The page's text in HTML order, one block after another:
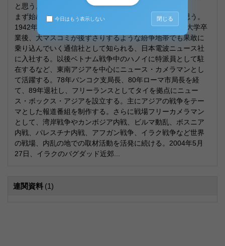
と思う。
まず始めに橋田さんの略歴についてまとめてみたいと思う。
1942年山口県宇部市に生まれた橋田さんは70年に法政大学卒
業後、大マスコミが後ずさりするような紛争地帯でも果敢に
乗り込んでいく通信社として知られる、日本電波ニュース社
に入社する。以後ベトナム戦争中のハノイに特派員として駐
在するなど、東南アジアを中心にニュース・カメラマンとし
て活躍する。78年バンコク支局長、80年ローマ市局長を経
て、89年退社し、フリーランスとしてタイを拠点にニュー
ス・ボックス・アジアを設立する。主にアジアの戦争をテー
マとした報道番組を制作する。さらに戦場フリーカメラマン
として、湾岸戦争やカンボジア内戦、ビルマ動乱、ボスニア
内戦、パレスチナ内戦、アフガン戦争、イラク戦争など世界
の戦場、内乱の地での取材活動を活発に続ける。2004年5月
27日、イラクのバグダッド近郊...
連関資料 (1)
今日はもう表示しない 閉じる